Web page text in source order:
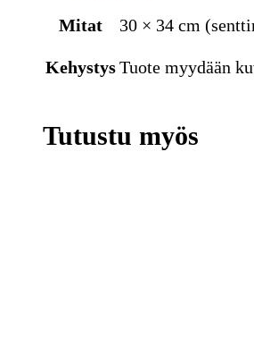
Mitat 30 × 34 cm
KehystysTuote myydään
Tutustu myös